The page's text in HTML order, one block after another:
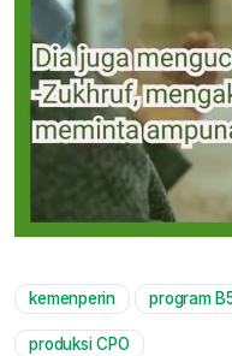
kemenperin program
produksi CPO